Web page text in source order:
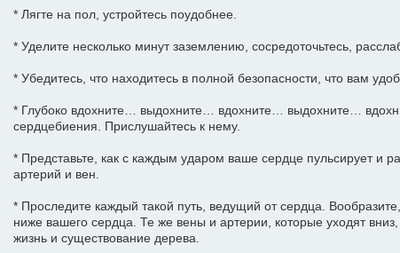
* Лягте на пол, устройтесь поудобнее.
* Уделите несколько минут заземлению, сосредоточьтесь,
* Убедитесь, что находитесь в полной безопасности, что вам
* Глубоко вдохните… выдохните… вдохните… выдохните…
сердцебиения. Прислушайтесь к нему.
* Представьте, как с каждым ударом ваше сердце пульсирует и
артерий и вен.
* Проследите каждый такой путь, ведущий от сердца.
ниже вашего сердца. Те же вены и артерии, которые уходят
жизнь и существование дерева.